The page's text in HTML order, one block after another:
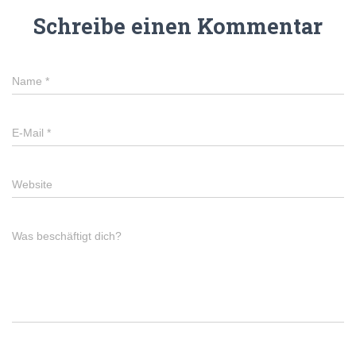
Schreibe einen Kommentar
Name *
E-Mail *
Website
Was beschäftigt dich?